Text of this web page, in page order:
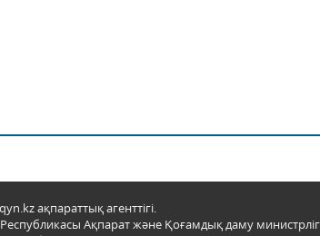
ақпараттық агенттігі.
Ақпарат және Қоғамдық даму